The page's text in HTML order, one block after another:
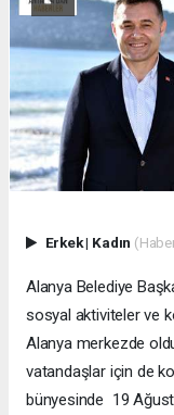
Erkek| Kadın
Alanya Belediye
sosyal aktiviteler ve
Alanya merkezde
vatandaşlar için de
bünyesinde 19